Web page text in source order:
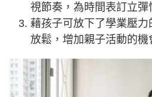
視節奏，為時間表訂立彈
藉孩子可放下了學業壓力
放鬆，增加親子活動的機